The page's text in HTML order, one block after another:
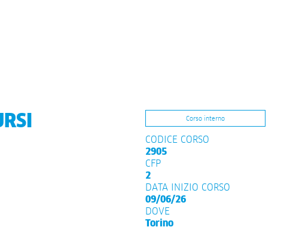
Corso interno
CODICE CORSO
2905
CFP
2
DATA INIZIO CORSO
09/06/26
DOVE
Torino